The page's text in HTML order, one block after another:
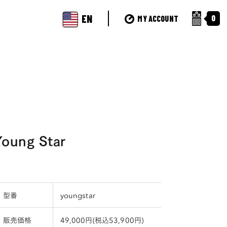
EN MY ACCOUNT 0
Star
型番 youngstar
販売価格 49,000円(税込53,900円)